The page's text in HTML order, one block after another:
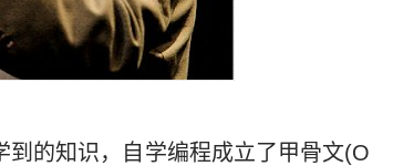
的知识，自学编程成立了甲骨文(O